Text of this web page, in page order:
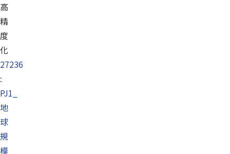
高
精
度
化
27236
:
PJ1_
地
球
規
模